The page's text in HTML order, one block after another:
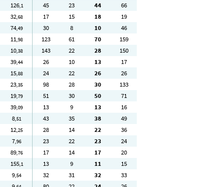
126,1 45 23 44
66
32,68 17 15 18
19
74,49 30 8 10
46
11,98 123 61 70
159
10,38 143 22 28
150
39,44 26 10 13
17
15,88 24 22 26
26
23,35 98 28 30
133
19,79 51 30 50
71
39,09 13 9 13
16
8,51 43 35 38
49
12,25 28 14 22
36
7,96 23 22 23
24
89,76 17 14 17
20
155,1 13 9 11
15
9,54 32 31 32
33